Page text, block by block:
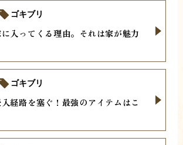
入ってくる理由。それは家が魅力
ゴキブリ
経路を塞ぐ！最強のアイテムはこ
ゴキブリ